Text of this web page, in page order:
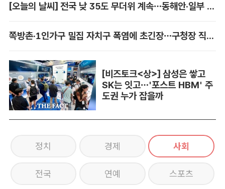
[오늘의 날씨] 전국 낮 35도 무더위 계속…동해안·일부 지역 비
쪽방촌·1인가구 밀집 자치구 폭염에 초긴장…구청장 직접 챙긴다
[비즈토크<상>] 삼성은 쌓고
SK는 잇고…'포스트 HBM' 주
도권 누가 잡을까
정치 경제 사회
전국 연예 스포츠